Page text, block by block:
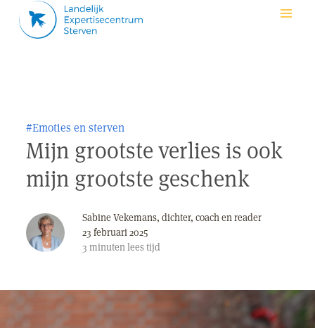
#Emoties en sterven
Mijn grootste verlies is ook
mijn grootste geschenk
Sabine Vekemans, dichter, coach en reader
23 februari 2025
3 minutenlees tijd